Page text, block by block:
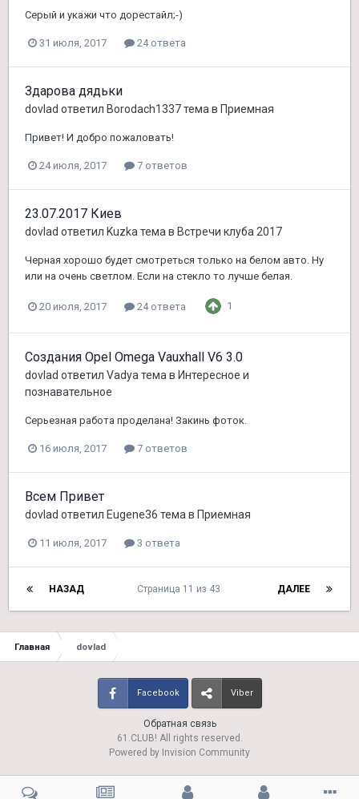
Серый и укажи что дорестайл;-)
31 июля, 2017 24 ответа
Здарова дядьки
dovlad ответил Borodach1337тема в Приемная
Привет! И добро пожаловать!
24 июля, 2017 7 ответов
23.07.2017 Киев
dovlad ответил Kuzkaтема в Встречи клуба 2017
Черная хорошо будет смотреться только на белом авто. Ну
или на очень светлом. Если на стекло то лучше белая.
20 июля, 2017 24 ответа 1
Cоздания Opel Оmega Vauxhall V6 3.0
dovlad ответил Vadya тема в Интересное и
познавательное
Серьезная работа проделана! Закинь фоток.
16 июля, 2017 7 ответов
Всем Привет
dovlad ответил Eugene36 тема в Приемная
11 июля, 2017 3 ответа
НАЗАД ДАЛЕЕ
Страница 11 из 43
Главная dovlad
Обратная связь
Facebook Viber
61.CLUB! All rights reserved.
Powered by Invision Community